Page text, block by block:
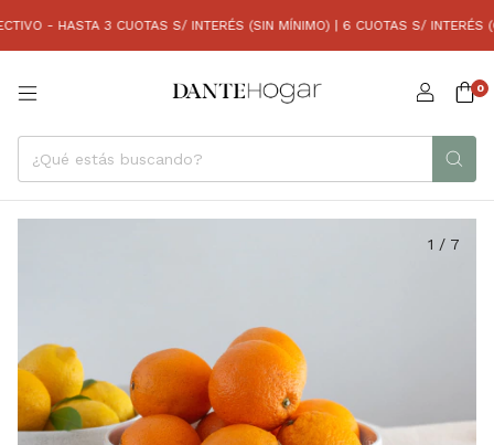
- HASTA 3 CUOTAS S/ INTERÉS (SIN MÍNIMO) | 6 CUOTAS S/ INTERÉS
0
1 / 7